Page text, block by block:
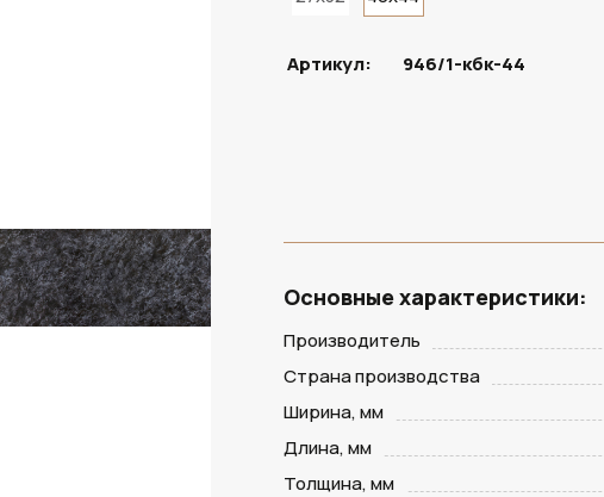
Артикул: 946/1-кбк-44
Основные характеристики:
Производитель
Страна производства
Ширина, мм
Длина, мм
Толщина, мм